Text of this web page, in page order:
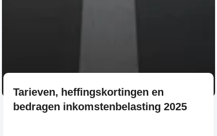
Tarieven, heffingskortingen en
bedragen inkomstenbelasting 2025